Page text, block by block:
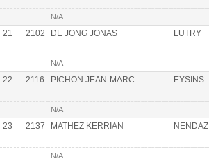
N/A
21 2102 DE JONG JONAS LUTRY
N/A
22 2116 PICHON JEAN-MARC EYSINS
N/A
23 2137 MATHEZ KERRIAN NENDAZ
N/A